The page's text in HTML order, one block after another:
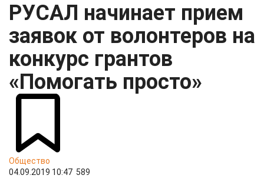
РУСАЛ начинает прием
заявок от волонтеров на
конкурс грантов
«Помогать просто»
Общество
04.09.2019 10:47 589